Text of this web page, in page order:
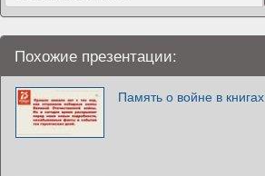
Похожие презентации:
Память о войне в книгах